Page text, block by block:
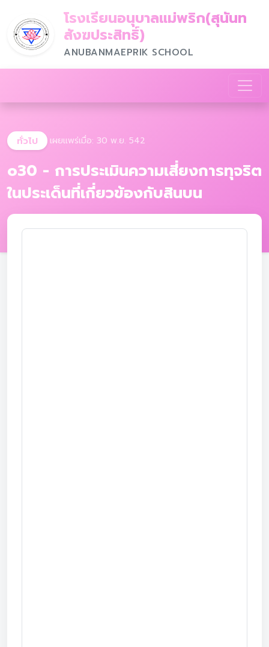
โรงเรียนอนุบาลแม่พริก(สุนันท
สังฆประสิทธิ์)
ANUBANMAEPRIK SCHOOL
ทั่วไป เผยแพร่เมื่อ: 30 พ.ย. 542
o30 - การประเมินความเสี่ยงการทุจริต
ในประเด็นที่เกี่ยวข้องกับสินบน